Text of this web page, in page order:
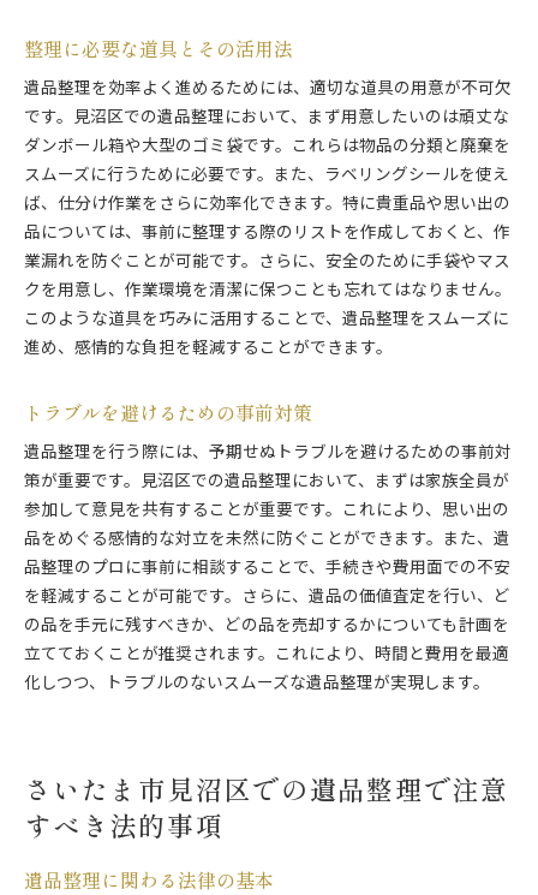
整理に必要な道具とその活用法
遺品整理を効率よく進めるためには、適切な道具の用意が不可欠
です。見沼区での遺品整理において、まず用意したいのは頑丈な
ダンボール箱や大型のゴミ袋です。これらは物品の分類と廃棄を
スムーズに行うために必要です。また、ラベリングシールを使え
ば、仕分け作業をさらに効率化できます。特に貴重品や思い出の
品については、事前に整理する際のリストを作成しておくと、作
業漏れを防ぐことが可能です。さらに、安全のために手袋やマス
クを用意し、作業環境を清潔に保つことも忘れてはなりません。
このような道具を巧みに活用することで、遺品整理をスムーズに
進め、感情的な負担を軽減することができます。
トラブルを避けるための事前対策
遺品整理を行う際には、予期せぬトラブルを避けるための事前対
策が重要です。見沼区での遺品整理において、まずは家族全員が
参加して意見を共有することが重要です。これにより、思い出の
品をめぐる感情的な対立を未然に防ぐことができます。また、遺
品整理のプロに事前に相談することで、手続きや費用面での不安
を軽減することが可能です。さらに、遺品の価値査定を行い、ど
の品を手元に残すべきか、どの品を売却するかについても計画を
立てておくことが推奨されます。これにより、時間と費用を最適
化しつつ、トラブルのないスムーズな遺品整理が実現します。
さいたま市見沼区での遺品整理で注意
すべき法的事項
遺品整理に関わる法律の基本